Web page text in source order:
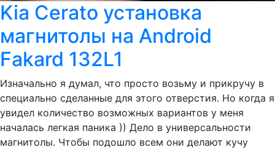
Kia Cerato установка
магнитолы на Android
Fakard 132L1
Изначально я думал, что просто возьму и прикручу в
специально сделанные для этого отверстия. Но когда я
увидел количество возможных вариантов у меня
началась легкая паника )) Дело в универсальности
магнитолы. Чтобы подошло всем они делают кучу